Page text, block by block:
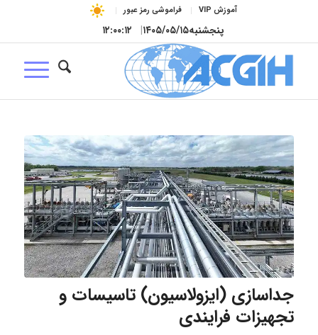
آموزش VIP فراموشی رمز عبور
پنجشنبه۱۴۰۵/۰۵/۱۵| ۱۲:۰۰:۱۳
جداسازی (ایزولاسیون) تاسیسات و
تجهیزات فرایندی